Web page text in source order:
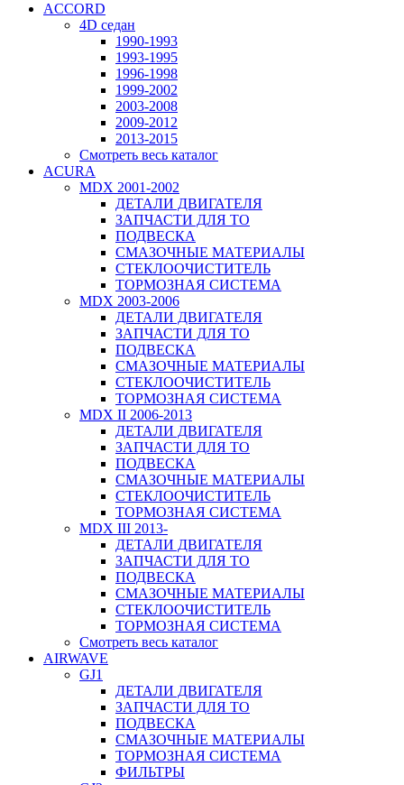
ACCORD
4D седан
1990-1993
1993-1995
1996-1998
1999-2002
2003-2008
2009-2012
2013-2015
Смотреть весь каталог
ACURA
MDX 2001-2002
ДЕТАЛИ ДВИГАТЕЛЯ
ЗАПЧАСТИ ДЛЯ ТО
ПОДВЕСКА
СМАЗОЧНЫЕ МАТЕРИАЛЫ
СТЕКЛООЧИСТИТЕЛЬ
ТОРМОЗНАЯ СИСТЕМА
MDX 2003-2006
ДЕТАЛИ ДВИГАТЕЛЯ
ЗАПЧАСТИ ДЛЯ ТО
ПОДВЕСКА
СМАЗОЧНЫЕ МАТЕРИАЛЫ
СТЕКЛООЧИСТИТЕЛЬ
ТОРМОЗНАЯ СИСТЕМА
MDX II 2006-2013
ДЕТАЛИ ДВИГАТЕЛЯ
ЗАПЧАСТИ ДЛЯ ТО
ПОДВЕСКА
СМАЗОЧНЫЕ МАТЕРИАЛЫ
СТЕКЛООЧИСТИТЕЛЬ
ТОРМОЗНАЯ СИСТЕМА
MDX III 2013-
ДЕТАЛИ ДВИГАТЕЛЯ
ЗАПЧАСТИ ДЛЯ ТО
ПОДВЕСКА
СМАЗОЧНЫЕ МАТЕРИАЛЫ
СТЕКЛООЧИСТИТЕЛЬ
ТОРМОЗНАЯ СИСТЕМА
Смотреть весь каталог
AIRWAVE
GJ1
ДЕТАЛИ ДВИГАТЕЛЯ
ЗАПЧАСТИ ДЛЯ ТО
ПОДВЕСКА
СМАЗОЧНЫЕ МАТЕРИАЛЫ
ТОРМОЗНАЯ СИСТЕМА
ФИЛЬТРЫ